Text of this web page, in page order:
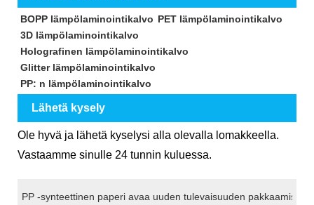
BOPP lämpölaminointikalvo PET lämpölaminointikalvo
3D lämpölaminointikalvo
Holografinen lämpölaminointikalvo
Glitter lämpölaminointikalvo
PP: n lämpölaminointikalvo
Lähetä kysely
Ole hyvä ja lähetä kyselysi alla olevalla lomakkeella.
Vastaamme sinulle 24 tunnin kuluessa.